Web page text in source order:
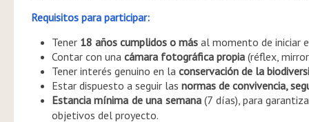
Requisitos para participar:
Tener 18 años cumplidos o más al momento de iniciar
Contar con una cámara fotográfica propia (réflex,
Tener interés genuino en la conservación de la
Estar dispuesto a seguir las normas de convivencia,
Estancia mínima de una semana(7 días), para
objetivos del proyecto.